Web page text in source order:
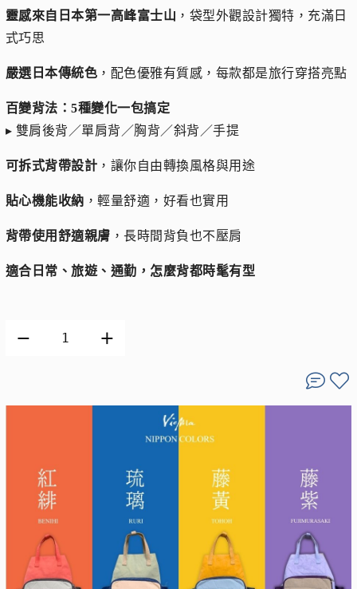
靈感來自日本第一高峰富士山 ，袋型外觀設計獨特，充滿日
式巧思
嚴選日本傳統色 ，配色優雅有質感，每款都是旅行穿搭亮點
百變背法：5種變化一包搞定
▸ 雙肩後背／單肩背／胸背／斜背／手提
可拆式背帶設計 ，讓你自由轉換風格與用途
貼心機能收納 ，輕量舒適，好看也實用
背帶使用舒適親膚 ，長時間背負也不壓肩
適合日常、旅遊、通勤，怎麼背都時髦有型